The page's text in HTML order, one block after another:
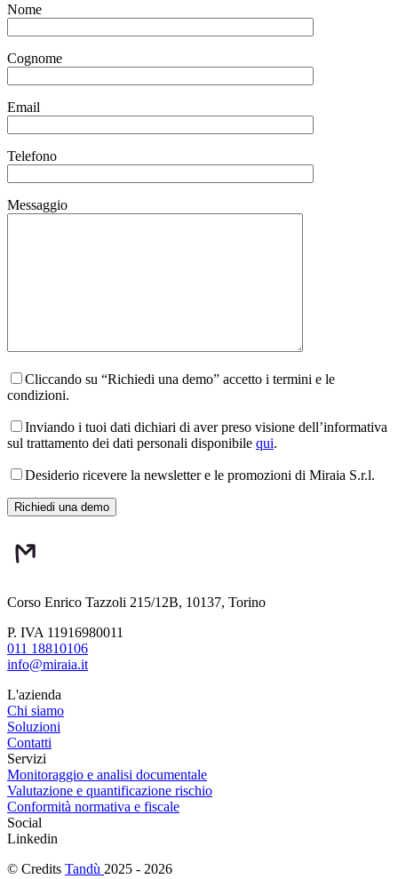
Nome
Cognome
Email
Telefono
Messaggio
Cliccando su “Richiedi una demo” accetto i termini e le
condizioni.
Inviando i tuoi dati dichiari di aver preso visione dell’informativa
sul trattamento dei dati personali disponibile qui.
Desiderio ricevere la newsletter e le promozioni di Miraia S.r.l.
Corso Enrico Tazzoli 215/12B, 10137, Torino
P. IVA 11916980011
011 18810106
info@miraia.it
L'azienda
Chi siamo
Soluzioni
Contatti
Servizi
Monitoraggio e analisi documentale
Valutazione e quantificazione rischio
Conformità normativa e fiscale
Social
Linkedin
© Credits Tandù 2025 - 2026